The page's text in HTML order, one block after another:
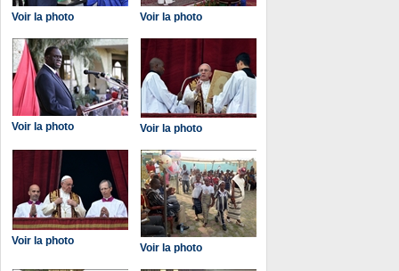
Voir la photo Voir la photo
Voir la photo Voir la photo
Voir la photo
Voir la photo